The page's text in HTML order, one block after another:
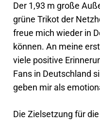
Der 1,93 m große
grüne Trikot der
freue mich wieder in
können. An meine
viele positive
Fans in Deutschland
geben mir als
Die Zielsetzung für